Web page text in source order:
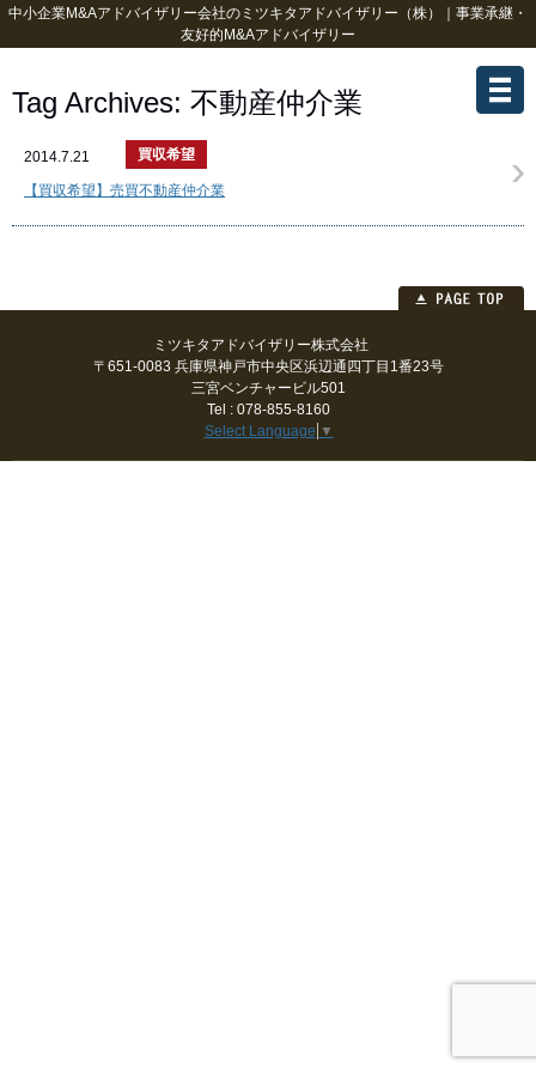
中小企業M&Aアドバイザリー会社のミツキタアドバイザリー（株）｜事業承継・
友好的M&Aアドバイザリー
Tag Archives: 不動産仲介業
2014.7.21 買収希望
【買収希望】売買不動産仲介業
ミツキタアドバイザリー株式会社
〒651-0083 兵庫県神戸市中央区浜辺通四丁目1番23号
三宮ベンチャービル501
Tel : 078-855-8160
Select Language ▼